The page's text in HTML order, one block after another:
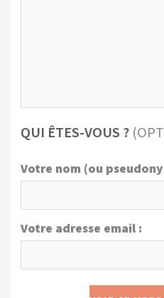
QUI ÊTES-VOUS ?
Votre nom (ou
Votre adresse email :